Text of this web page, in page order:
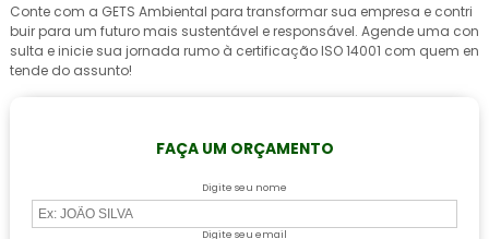
Conte com a GETS Ambiental para transformar sua empresa e contri
buir para um futuro mais sustentável e responsável. Agende uma con
sulta e inicie sua jornada rumo à certificação ISO 14001 com quem en
tende do assunto!
FAÇA UM ORÇAMENTO
Digite seu nome
Digite seu email